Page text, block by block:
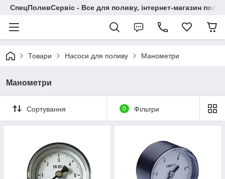
СпецПоливСервіс - Все для поливу, інтернет-магазин
Товари Насоси для поливу Манометри
Манометри
Сортування 0 Фільтри